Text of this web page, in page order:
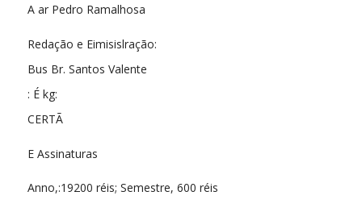
A ar Pedro Ramalhosa
Redação e Eimisislração:
Bus Br. Santos Valente
: É kg:
CERTÃ
E Assinaturas
Anno,:19200 réis; Semestre, 600 réis